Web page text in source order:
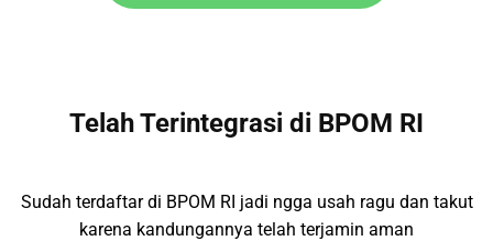
Telah Terintegrasi di BPOM RI
Sudah terdaftar di BPOM RI jadi ngga usah ragu dan takut
karena kandungannya telah terjamin aman